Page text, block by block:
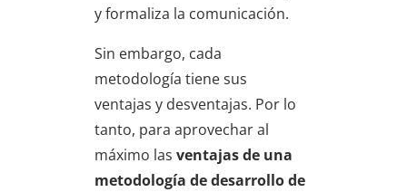
y formaliza la comunicación.
Sin embargo, cada
metodología tiene sus
ventajas y desventajas. Por lo
tanto, para aprovechar al
máximo las ventajas de una
metodología de desarrollo de